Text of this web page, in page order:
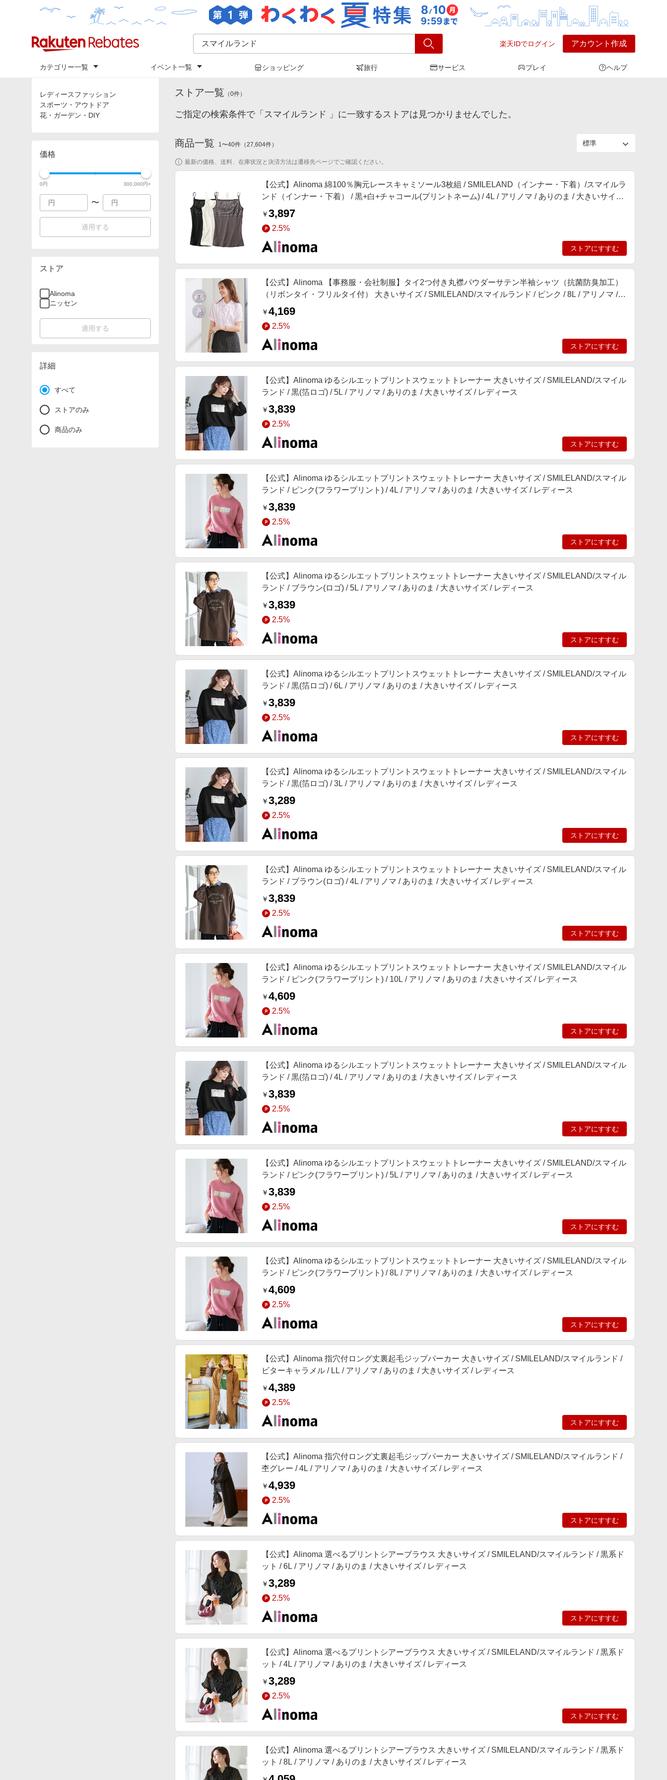
楽天IDでログイン アカウント作成
カテゴリー一覧 イベント一覧 ショッピング 旅行 サービス プレイ ヘルプ
カテゴリ
レディースファッション
スポーツ・アウトドア
花・ガーデン・DIY
価格
0円 300,000円+
〜
適用する
ストア
Alinoma
ニッセン
適用する
詳細
すべて
ストアのみ
商品のみ
トップ 」の検索結果
ストア一覧 （0件）
ご指定の検索条件で「スマイルランド 」に一致するストアは見つかりませんでした。
商品一覧 1〜40件 （27,604件）
最新の価格、送料、在庫状況と決済方法は遷移先ページでご確認ください。
【公式】Alinoma 綿100％胸元レースキャミソール3枚組 / SMILELAND（インナー・下着）/スマイルラ
ンド（インナー・下着） / 黒+白+チャコール(プリントネーム) / 4L / アリノマ / ありのま / 大きいサイズ
/ レディース
￥3,897
2.5%
ストアにすすむ
【公式】Alinoma 【事務服・会社制服】タイ2つ付き丸襟パウダーサテン半袖シャツ（抗菌防臭加工）
（リボンタイ・フリルタイ付） 大きいサイズ / SMILELAND/スマイルランド / ピンク / 8L / アリノマ /
ありのま / 大きいサイズ / レディース
￥4,169
2.5%
ストアにすすむ
【公式】Alinoma ゆるシルエットプリントスウェットトレーナー 大きいサイズ / SMILELAND/スマイル
ランド / 黒(箔ロゴ) / 5L / アリノマ / ありのま / 大きいサイズ / レディース
￥3,839
2.5%
ストアにすすむ
【公式】Alinoma ゆるシルエットプリントスウェットトレーナー 大きいサイズ / SMILELAND/スマイル
ランド / ピンク(フラワープリント) / 4L / アリノマ / ありのま / 大きいサイズ / レディース
￥3,839
2.5%
ストアにすすむ
【公式】Alinoma ゆるシルエットプリントスウェットトレーナー 大きいサイズ / SMILELAND/スマイル
ランド / ブラウン(ロゴ) / 5L / アリノマ / ありのま / 大きいサイズ / レディース
￥3,839
2.5%
ストアにすすむ
【公式】Alinoma ゆるシルエットプリントスウェットトレーナー 大きいサイズ / SMILELAND/スマイル
ランド / 黒(箔ロゴ) / 6L / アリノマ / ありのま / 大きいサイズ / レディース
￥3,839
2.5%
ストアにすすむ
【公式】Alinoma ゆるシルエットプリントスウェットトレーナー 大きいサイズ / SMILELAND/スマイル
ランド / 黒(箔ロゴ) / 3L / アリノマ / ありのま / 大きいサイズ / レディース
￥3,289
2.5%
ストアにすすむ
【公式】Alinoma ゆるシルエットプリントスウェットトレーナー 大きいサイズ / SMILELAND/スマイル
ランド / ブラウン(ロゴ) / 4L / アリノマ / ありのま / 大きいサイズ / レディース
￥3,839
2.5%
ストアにすすむ
【公式】Alinoma ゆるシルエットプリントスウェットトレーナー 大きいサイズ / SMILELAND/スマイル
ランド / ピンク(フラワープリント) / 10L / アリノマ / ありのま / 大きいサイズ / レディース
￥4,609
2.5%
ストアにすすむ
【公式】Alinoma ゆるシルエットプリントスウェットトレーナー 大きいサイズ / SMILELAND/スマイル
ランド / 黒(箔ロゴ) / 4L / アリノマ / ありのま / 大きいサイズ / レディース
￥3,839
2.5%
ストアにすすむ
【公式】Alinoma ゆるシルエットプリントスウェットトレーナー 大きいサイズ / SMILELAND/スマイル
ランド / ピンク(フラワープリント) / 5L / アリノマ / ありのま / 大きいサイズ / レディース
￥3,839
2.5%
ストアにすすむ
【公式】Alinoma ゆるシルエットプリントスウェットトレーナー 大きいサイズ / SMILELAND/スマイル
ランド / ピンク(フラワープリント) / 8L / アリノマ / ありのま / 大きいサイズ / レディース
￥4,609
2.5%
ストアにすすむ
【公式】Alinoma 指穴付ロング丈裏起毛ジップパーカー 大きいサイズ / SMILELAND/スマイルランド /
ビターキャラメル / LL / アリノマ / ありのま / 大きいサイズ / レディース
￥4,389
2.5%
ストアにすすむ
【公式】Alinoma 指穴付ロング丈裏起毛ジップパーカー 大きいサイズ / SMILELAND/スマイルランド /
杢グレー / 4L / アリノマ / ありのま / 大きいサイズ / レディース
￥4,939
2.5%
ストアにすすむ
【公式】Alinoma 選べるプリントシアーブラウス 大きいサイズ / SMILELAND/スマイルランド / 黒系ド
ット / 6L / アリノマ / ありのま / 大きいサイズ / レディース
￥3,289
2.5%
ストアにすすむ
【公式】Alinoma 選べるプリントシアーブラウス 大きいサイズ / SMILELAND/スマイルランド / 黒系ド
ット / 4L / アリノマ / ありのま / 大きいサイズ / レディース
￥3,289
2.5%
ストアにすすむ
【公式】Alinoma 選べるプリントシアーブラウス 大きいサイズ / SMILELAND/スマイルランド / 黒系ド
ット / 8L / アリノマ / ありのま / 大きいサイズ / レディース